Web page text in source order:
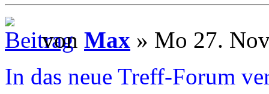
von Max » Mo 27.
In das neue Treff-Forum